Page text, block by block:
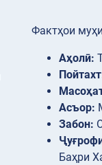
Фактҳои
Аҳолӣ:
Асъор:
Забон:
Баҳри